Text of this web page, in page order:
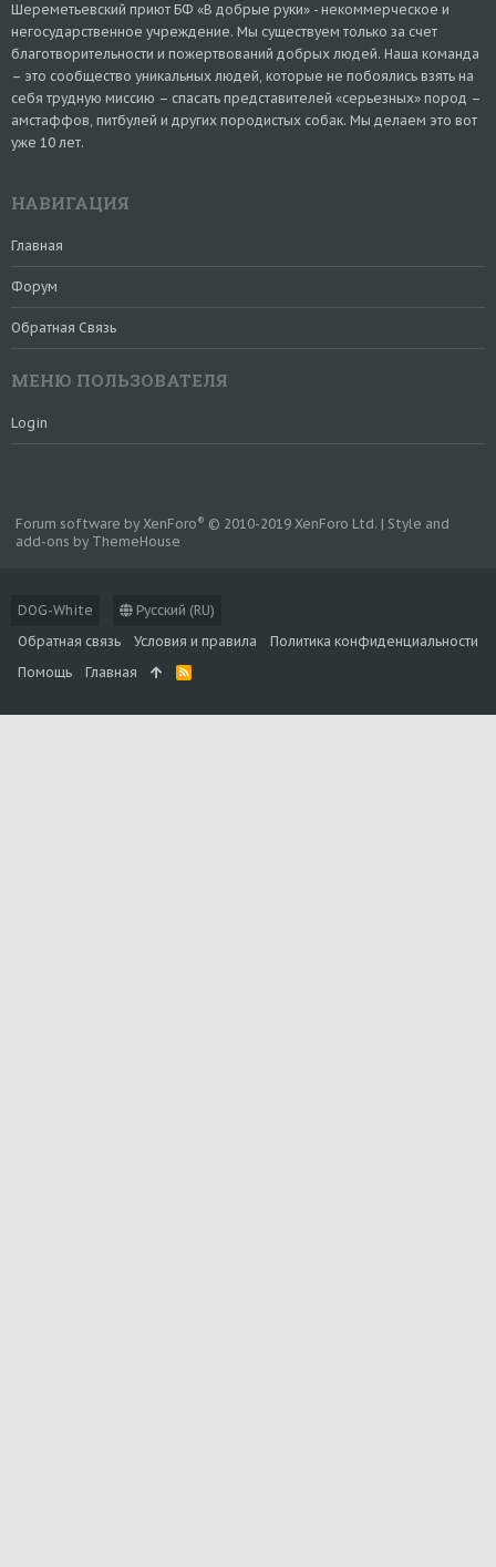
Шереметьевский приют БФ «В добрые руки» - некоммерческое и
негосударственное учреждение. Мы существуем только за счет
благотворительности и пожертвований добрых людей. Наша команда
– это сообщество уникальных людей, которые не побоялись взять на
себя трудную миссию – спасать представителей «серьезных» пород –
амстаффов, питбулей и других породистых собак. Мы делаем это вот
уже 10 лет.
НАВИГАЦИЯ
Главная
Форум
Обратная Связь
МЕНЮ ПОЛЬЗОВАТЕЛЯ
Login
DOG-White
Русский (RU)
Обратная связь
Условия и правила
Политика конфиденциальности
Помощь
Главная
R
S
Forum software by XenForo® © 2010-2019 XenForo Ltd. | Style and
add-ons by ThemeHouse